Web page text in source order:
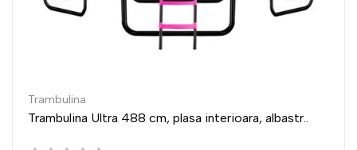
albastr.. Trambulina Ultra 435 cm, plasa